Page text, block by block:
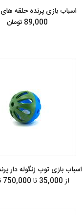
اسباب بازی پرنده حلقه
89,000 تومان
اسباب بازی توپ زنگوله دار
از35,000 تا